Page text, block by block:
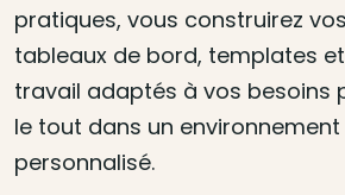
pratiques, vous construirez
tableaux de bord, templates
travail adaptés à vos besoins
le tout dans un
personnalisé.